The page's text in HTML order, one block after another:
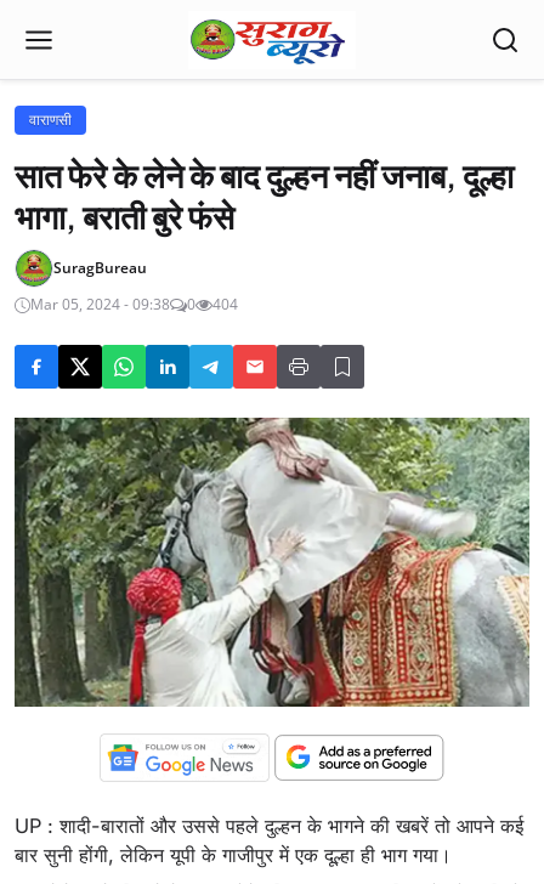
वाराणसी
सात फेरे के लेने के बाद दुल्हन नहीं जनाब, दूल्हा
भागा, बराती बुरे फंसे
SuragBureau
Mar 05, 2024 - 09:38
0 404
UP : शादी-बारातों और उससे पहले दुल्हन के भागने की खबरें तो आपने कई
बार सुनी होंगी, लेकिन यूपी के गाजीपुर में एक दूल्हा ही भाग गया।